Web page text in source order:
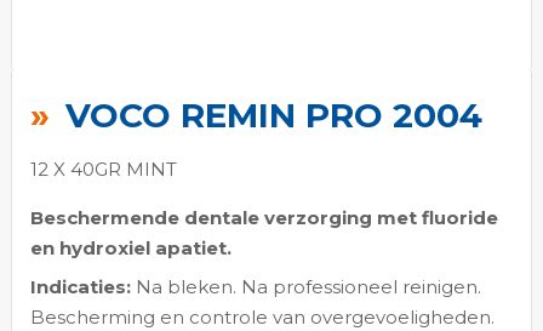
VOCO REMIN PRO 2004
12 X 40GR MINT
Beschermende dentale verzorging met fluoride
en hydroxiel apatiet.
Indicaties:Na bleken. Na professioneel reinigen.
Bescherming en controle van overgevoeligheden.
het
de
afbeeldingen-
gallerij